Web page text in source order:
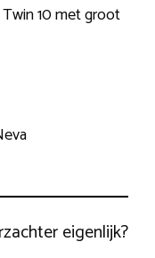
10 met groot
eigenlijk?